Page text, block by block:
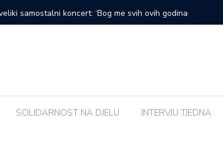
koncert: ‘Bog me svih ovih godina
SOLIDARNOST NA DJELU INTERVJU TJEDNA